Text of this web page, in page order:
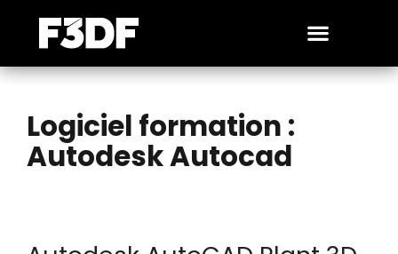
Logiciel formation :
Autodesk Autocad